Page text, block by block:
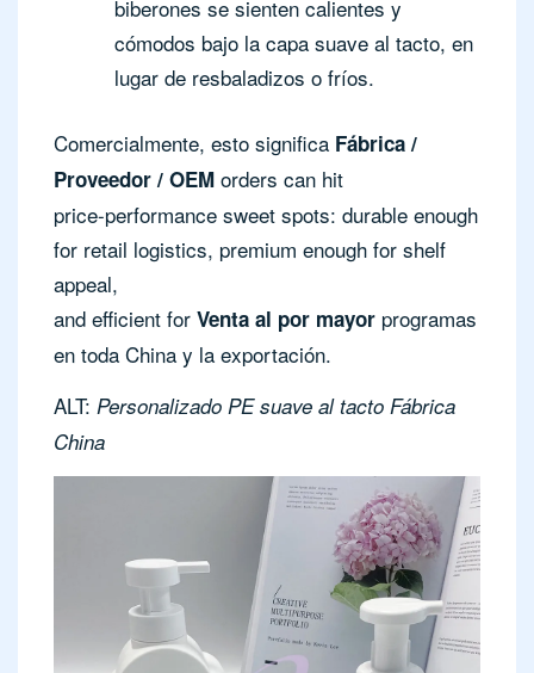
biberones se sienten calientes y
cómodos bajo la capa suave al tacto, en
lugar de resbaladizos o fríos.
Comercialmente, esto significa Fábrica /
Proveedor / OEM orders can hit
price-performance sweet spots: durable enough
for retail logistics, premium enough for shelf
appeal,
and efficient for Venta al por mayor programas
en toda China y la exportación.
ALT: Personalizado PE suave al tacto Fábrica
China